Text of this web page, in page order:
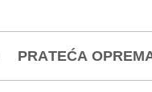
PRATEĆA